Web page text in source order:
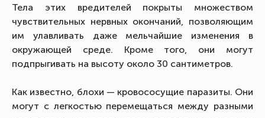
Тела этих вредителей покрыты множеством
чувствительных нервных окончаний, позволяющим
им улавливать даже мельчайшие изменения в
окружающей среде. Кроме того, они могут
подпрыгивать на высоту около 30 сантиметров.
Как известно, блохи — кровососущие паразиты. Они
могут с легкостью перемещаться между разными